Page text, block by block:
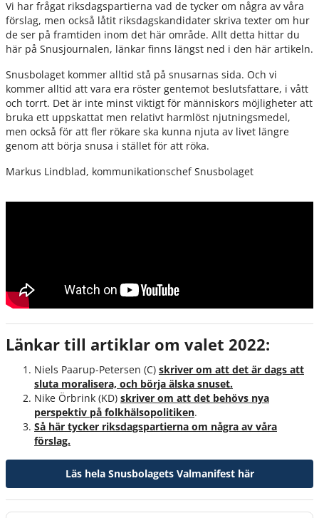
Vi har frågat riksdagspartierna vad de tycker om några av våra
förslag, men också låtit riksdagskandidater skriva texter om hur
de ser på framtiden inom det här område. Allt detta hittar du
här på Snusjournalen, länkar finns längst ned i den här artikeln.
Snusbolaget kommer alltid stå på snusarnas sida. Och vi
kommer alltid att vara era röster gentemot beslutsfattare, i vått
och torrt. Det är inte minst viktigt för människors möjligheter att
bruka ett uppskattat men relativt harmlöst njutningsmedel,
men också för att fler rökare ska kunna njuta av livet längre
genom att börja snusa i stället för att röka.
Markus Lindblad, kommunikationschef Snusbolaget
Länkar till artiklar om valet 2022:
Niels Paarup-Petersen (C) skriver om att det är dags att
sluta moralisera, och börja älska snuset.
Nike Örbrink (KD) skriver om att det behövs nya
perspektiv på folkhälsopolitiken.
Så här tycker riksdagspartierna om några av våra
förslag.
Läs hela Snusbolagets Valmanifest här